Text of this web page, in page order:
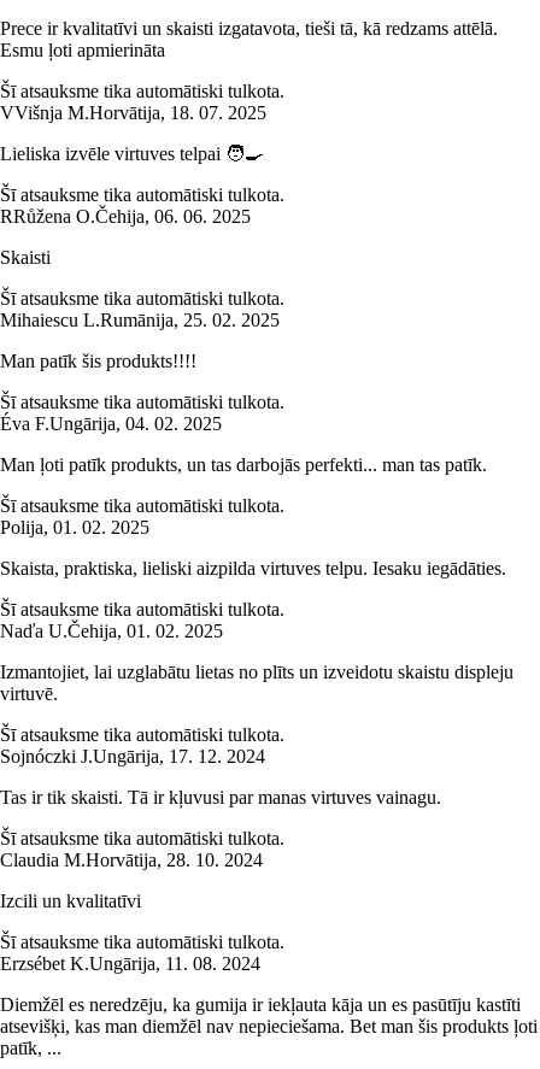
Prece ir kvalitatīvi un skaisti izgatavota, tieši tā, kā redzams attēlā.
Esmu ļoti apmierināta
Šī atsauksme tika automātiski tulkota.
VVišnja M.Horvātija, 18. 07. 2025
Lieliska izvēle virtuves telpai 🧑‍🍳
Šī atsauksme tika automātiski tulkota.
RRůžena O.Čehija, 06. 06. 2025
Skaisti
Šī atsauksme tika automātiski tulkota.
Mihaiescu L.Rumānija, 25. 02. 2025
Man patīk šis produkts!!!!
Šī atsauksme tika automātiski tulkota.
Éva F.Ungārija, 04. 02. 2025
Man ļoti patīk produkts, un tas darbojās perfekti... man tas patīk.
Šī atsauksme tika automātiski tulkota.
Polija, 01. 02. 2025
Skaista, praktiska, lieliski aizpilda virtuves telpu. Iesaku iegādāties.
Šī atsauksme tika automātiski tulkota.
Naďa U.Čehija, 01. 02. 2025
Izmantojiet, lai uzglabātu lietas no plīts un izveidotu skaistu displeju
virtuvē.
Šī atsauksme tika automātiski tulkota.
Sojnóczki J.Ungārija, 17. 12. 2024
Tas ir tik skaisti. Tā ir kļuvusi par manas virtuves vainagu.
Šī atsauksme tika automātiski tulkota.
Claudia M.Horvātija, 28. 10. 2024
Izcili un kvalitatīvi
Šī atsauksme tika automātiski tulkota.
Erzsébet K.Ungārija, 11. 08. 2024
Diemžēl es neredzēju, ka gumija ir iekļauta kāja un es pasūtīju kastīti
atsevišķi, kas man diemžēl nav nepieciešama. Bet man šis produkts ļoti
patīk, ...